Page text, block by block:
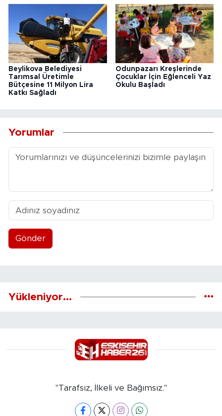
Beylikova Belediyesi
Tarımsal Üretimle
Bütçesine 11 Milyon Lira
Katkı Sağladı
Odunpazarı Kreşlerinde
Çocuklar İçin Eğlenceli Yaz
Okulu Başladı
Yorumlar
Gönder
Yükleniyor...
"Tarafsız, İlkeli ve Bağımsız."